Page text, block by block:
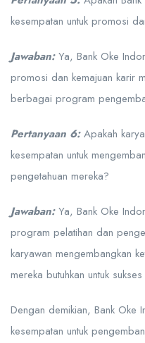
kesempatan untuk promosi
Jawaban:Ya, Bank Oke
promosi dan kemajuan karir
berbagai program
Pertanyaan 6:Apakah
kesempatan untuk
pengetahuan mereka?
Jawaban:Ya, Bank Oke
program pelatihan dan
karyawan mengembangkan
mereka butuhkan untuk
Dengan demikian, Bank Oke
kesempatan untuk